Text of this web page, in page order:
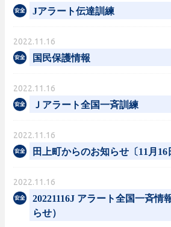
Jアラート伝達訓練
2022.11.16
国民保護情報
2022.11.16
Ｊアラート全国一斉訓練
2022.11.16
田上町からのお知らせ〔11月16
2022.11.16
20221116J アラート全国一斉情
らせ）